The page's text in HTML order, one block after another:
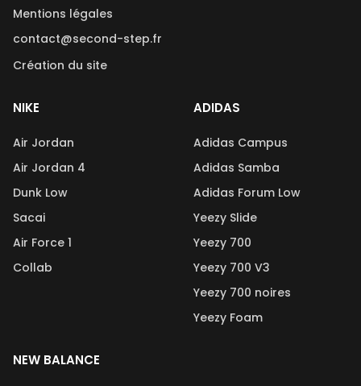
Mentions légales
contact@second-step.fr
Création du site
NIKE
Air Jordan
Air Jordan 4
Dunk Low
Sacai
Air Force 1
Collab
ADIDAS
Adidas Campus
Adidas Samba
Adidas Forum Low
Yeezy Slide
Yeezy 700
Yeezy 700 V3
Yeezy 700 noires
Yeezy Foam
NEW BALANCE